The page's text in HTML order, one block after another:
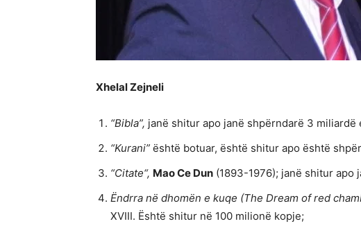
Xhelal Zejneli
“Bibla”, janë shitur apo janë shpërndarë 3 miliardë
“Kurani” është botuar, është shitur apo është
“Citate“, Mao Ce Dun (1893-1976); janë shitur apo
Ëndrra në dhomën e kuqe (The Dream of red
XVIII. Është shitur në 100 milionë kopje;